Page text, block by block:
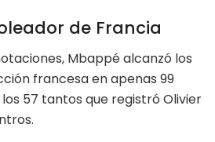
de Francia
Mbappé alcanzó los
francesa en apenas 99
57 tantos que registró Olivier